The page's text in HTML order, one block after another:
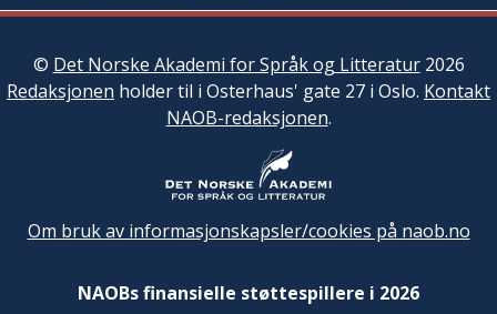
© Det Norske Akademi for Språk og Litteratur2026
Redaksjonen holder til i Osterhaus' gate 27 i Oslo. Kontakt
NAOB-redaksjonen.
Om bruk av informasjonskapsler/cookies på naob.no
NAOBs finansielle støttespillere i 2026